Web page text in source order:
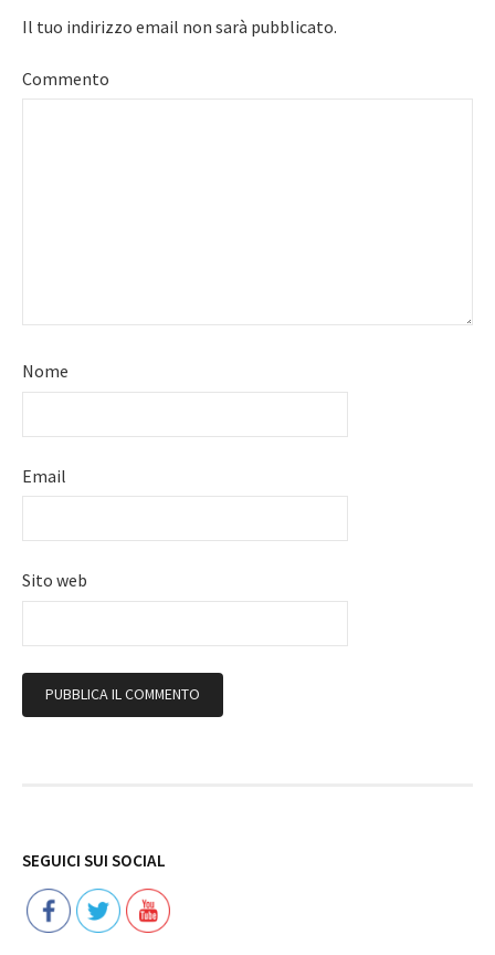
Il tuo indirizzo email non sarà pubblicato.
Commento
Nome
Email
Sito web
SEGUICI SUI SOCIAL